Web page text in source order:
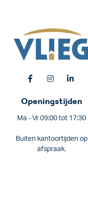
Openingstijden
Ma - Vr 09:00 tot 17:30
Buiten kantoortijden op
afspraak.